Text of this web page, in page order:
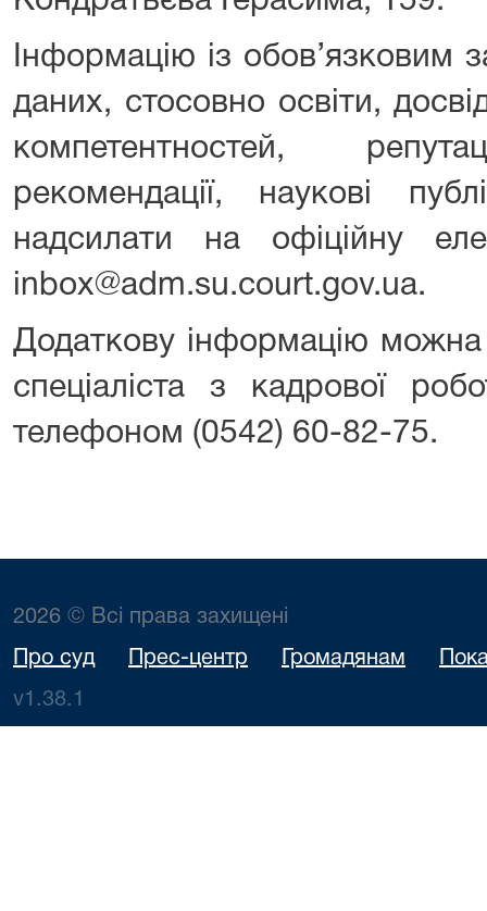
Інформацію із обов’язковим
даних, стосовно освіти,
компетентностей,
рекомендації, наукові
надсилати на офіційну
inbox@adm.su.court.gov.ua.
Додаткову інформацію можна
спеціаліста з кадрової
телефоном (0542) 60-82-75.
2026 © Всі права захищені
Про суд Прес-центр Громадянам
v1.38.1